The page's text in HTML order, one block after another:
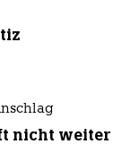
nicht weiter